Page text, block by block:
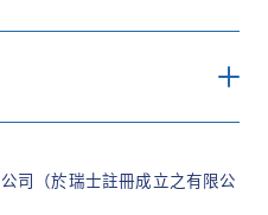
冊成立之有限公
至2026年8月31日
司（於瑞士註冊成立之有限公